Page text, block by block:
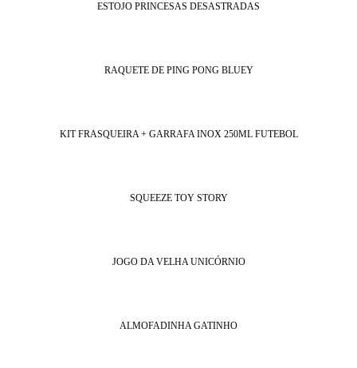
ESTOJO PRINCESAS DESASTRADAS
RAQUETE DE PING PONG BLUEY
KIT FRASQUEIRA + GARRAFA INOX 250ML FUTEBOL
SQUEEZE TOY STORY
JOGO DA VELHA UNICÓRNIO
ALMOFADINHA GATINHO